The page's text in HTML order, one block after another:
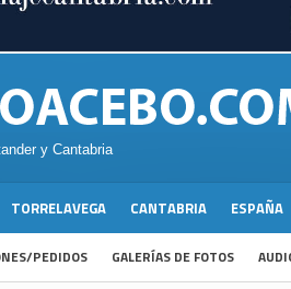
y Cantabria
TORRELAVEGA CANTABRIA ESPAÑA
PEDIDOS GALERÍAS DE FOTOS